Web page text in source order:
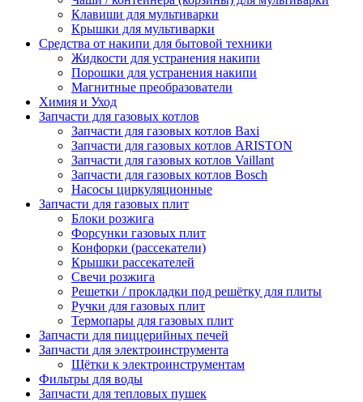
Клавиши для мультиварки
Крышки для мультиварки
Средства от накипи для бытовой техники
Жидкости для устранения накипи
Порошки для устранения накипи
Магнитные преобразователи
Химия и Уход
Запчасти для газовых котлов
Запчасти для газовых котлов Baxi
Запчасти для газовых котлов ARISTON
Запчасти для газовых котлов Vaillant
Запчасти для газовых котлов Bosch
Насосы циркуляционные
Запчасти для газовых плит
Блоки розжига
Форсунки газовых плит
Конфорки (рассекатели)
Крышки рассекателей
Свечи розжига
Решетки / прокладки под решётку для плиты
Ручки для газовых плит
Термопары для газовых плит
Запчасти для пиццерийных печей
Запчасти для электроинструмента
Щётки к электроинструментам
Фильтры для воды
Запчасти для тепловых пушек